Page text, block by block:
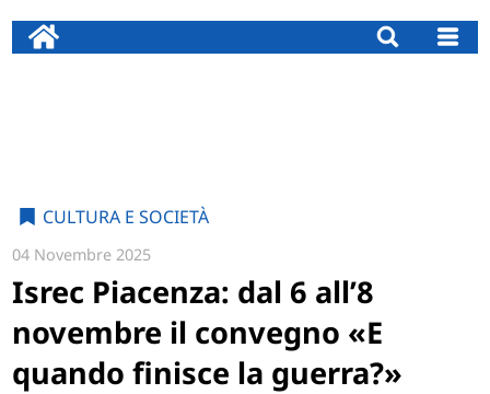
CULTURA E SOCIETÀ
04 Novembre 2025
Isrec Piacenza: dal 6 all’8
novembre il convegno «E
quando finisce la guerra?»